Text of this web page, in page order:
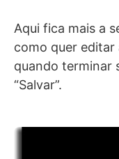
Aqui fica mais a
como quer editar
quando terminar
“Salvar”.